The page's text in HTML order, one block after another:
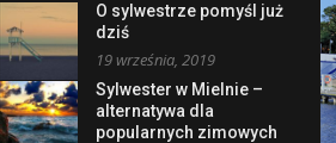
O sylwestrze pomyśl już
dziś
19 września, 2019
Sylwester w Mielnie –
alternatywa dla
popularnych zimowych